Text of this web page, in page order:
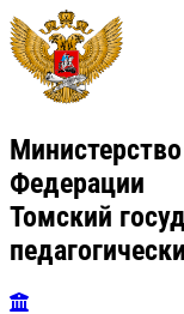
Федерации
Томский